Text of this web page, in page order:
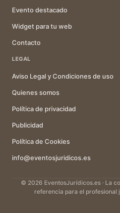
Evento destacado
Widget para tu web
Contacto
LEGAL
Aviso Legal y Condiciones de uso
Quienes somos
Política de privacidad
Publicidad
Política de Cookies
info@eventosjuridicos.es
© 2026 EventosJurídicos.es · La
referencia para el